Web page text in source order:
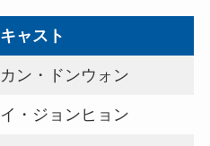
キャスト
カン・ドンウォン
イ・ジョンヒョン